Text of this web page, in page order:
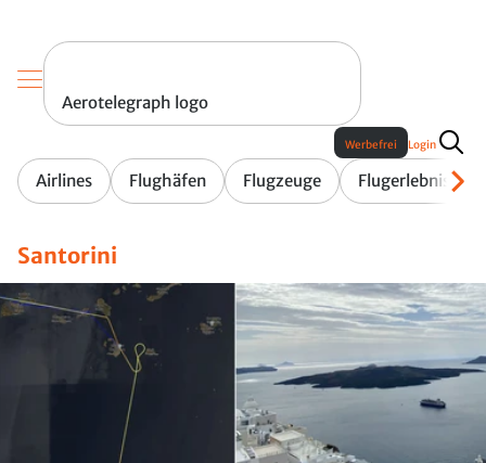
Aerotelegraph logo
Airlines Flughäfen Flugzeuge Flugerlebnis
Werbefrei Login
Santorini